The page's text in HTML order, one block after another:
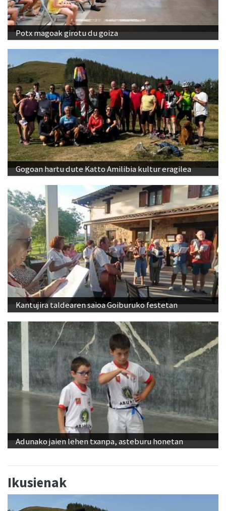
Potx magoak girotu du goiza
Gogoan hartu dute Katto Amilibia kultur eragilea
Kantujira taldearen saioa Goiburuko festetan
Adunako jaien lehen txanpa, asteburu honetan
Ikusienak